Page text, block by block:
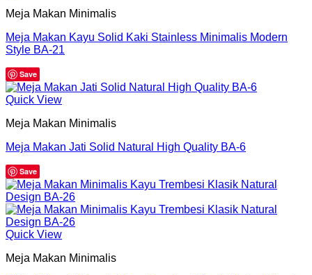
Meja Makan Minimalis
Meja Makan Kayu Solid Kaki Stainless Minimalis Modern
Style BA-21
Save
Quick View
Meja Makan Minimalis
Meja Makan Jati Solid Natural High Quality BA-6
Save
Quick View
Meja Makan Minimalis